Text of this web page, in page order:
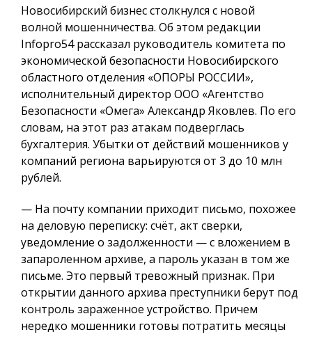
Новосибирский бизнес столкнулся с новой
волной мошенничества. Об этом редакции
Infopro54 рассказал руководитель комитета по
экономической безопасности Новосибирского
областного отделения «ОПОРЫ РОССИИ»,
исполнительный директор ООО «Агентство
Безопасности «Омега» Александр Яковлев. По его
словам, на этот раз атакам подверглась
бухгалтерия. Убытки от действий мошенников у
компаний региона варьируются от 3 до 10 млн
рублей.
— На почту компании приходит письмо, похожее
на деловую переписку: счёт, акт сверки,
уведомление о задолженности — с вложением в
запароленном архиве, а пароль указан в том же
письме. Это первый тревожный признак. При
открытии данного архива преступники берут под
контроль зараженное устройство. Причем
нередко мошенники готовы потратить месяцы